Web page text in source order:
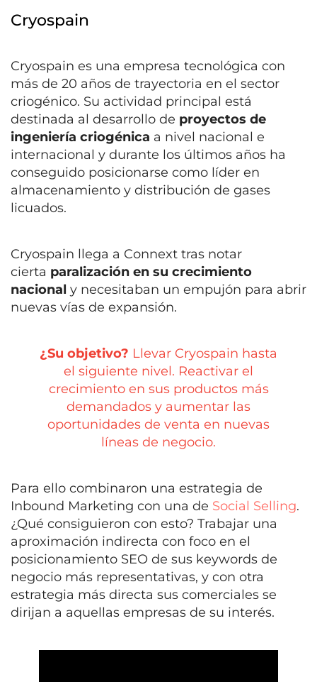
Cryospain
Cryospain es una empresa tecnológica con
más de 20 años de trayectoria en el sector
criogénico. Su actividad principal está
destinada al desarrollo de proyectos de
ingeniería criogénica a nivel nacional e
internacional y durante los últimos años ha
conseguido posicionarse como líder en
almacenamiento y distribución de gases
licuados.
Cryospain llega a Connext tras notar
cierta paralización en su crecimiento
nacional y necesitaban un empujón para abrir
nuevas vías de expansión.
¿Su objetivo? Llevar Cryospain hasta
el siguiente nivel. Reactivar el
crecimiento en sus productos más
demandados y aumentar las
oportunidades de venta en nuevas
líneas de negocio.
Para ello combinaron una estrategia de
Inbound Marketing con una de Social Selling.
¿Qué consiguieron con esto? Trabajar una
aproximación indirecta con foco en el
posicionamiento SEO de sus keywords de
negocio más representativas, y con otra
estrategia más directa sus comerciales se
dirijan a aquellas empresas de su interés.